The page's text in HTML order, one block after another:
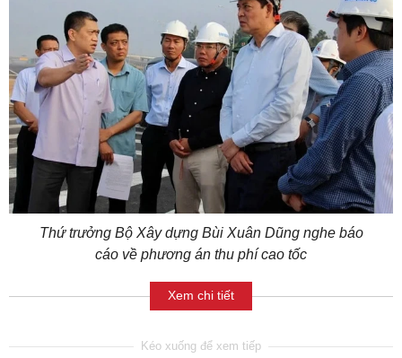
Thứ trưởng Bộ Xây dựng Bùi Xuân Dũng nghe báo
cáo về phương án thu phí cao tốc
Xem chi tiết